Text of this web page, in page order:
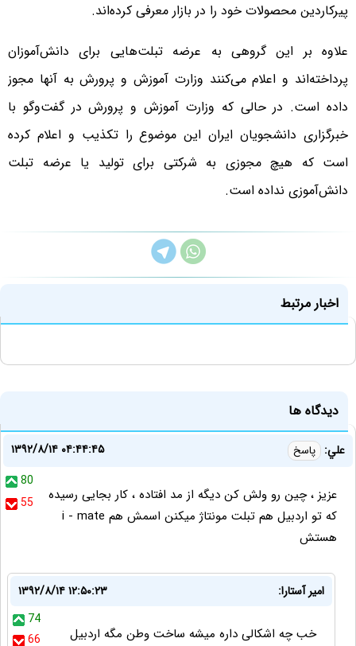
پیرکاردین محصولات خود را در بازار معرفی کرده‌ا‌ند.
علاوه بر این گروهی به عرضه تبلت‌هایی برای دانش‌آموزان
پرداخته‌اند و اعلام می‌کنند وزارت آموزش و پرورش به آنها مجوز
داده است. در حالی که وزارت آموزش و پرورش در گفت‌وگو با
خبرگزاری دانشجویان ایران این موضوع را تکذیب و اعلام کرده
است که هیچ مجوزی به شرکتی برای تولید یا عرضه تبلت
دانش‌آموزی نداده است.
اخبار مرتبط
دیدگاه ها
علي: پاسخ
۱۳۹۲/۸/۱۴ ۰۴:۴۴:۴۵
80
55
عزیز ، چین رو ولش کن دیگه از مد افتاده ، کار بجایی رسیده
که تو اردبیل هم تبلت مونتاژ میکنن اسمش هم i - mate
هستش
امیر آستارا:
۱۳۹۲/۸/۱۴ ۱۲:۵۰:۲۳
74
66
خب چه اشکالی داره میشه ساخت وطن مگه اردبیل